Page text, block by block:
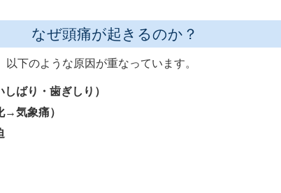
なぜ頭痛が起きるのか？
下のような原因が重なっています。
ばり・歯ぎしり）
→気象痛）